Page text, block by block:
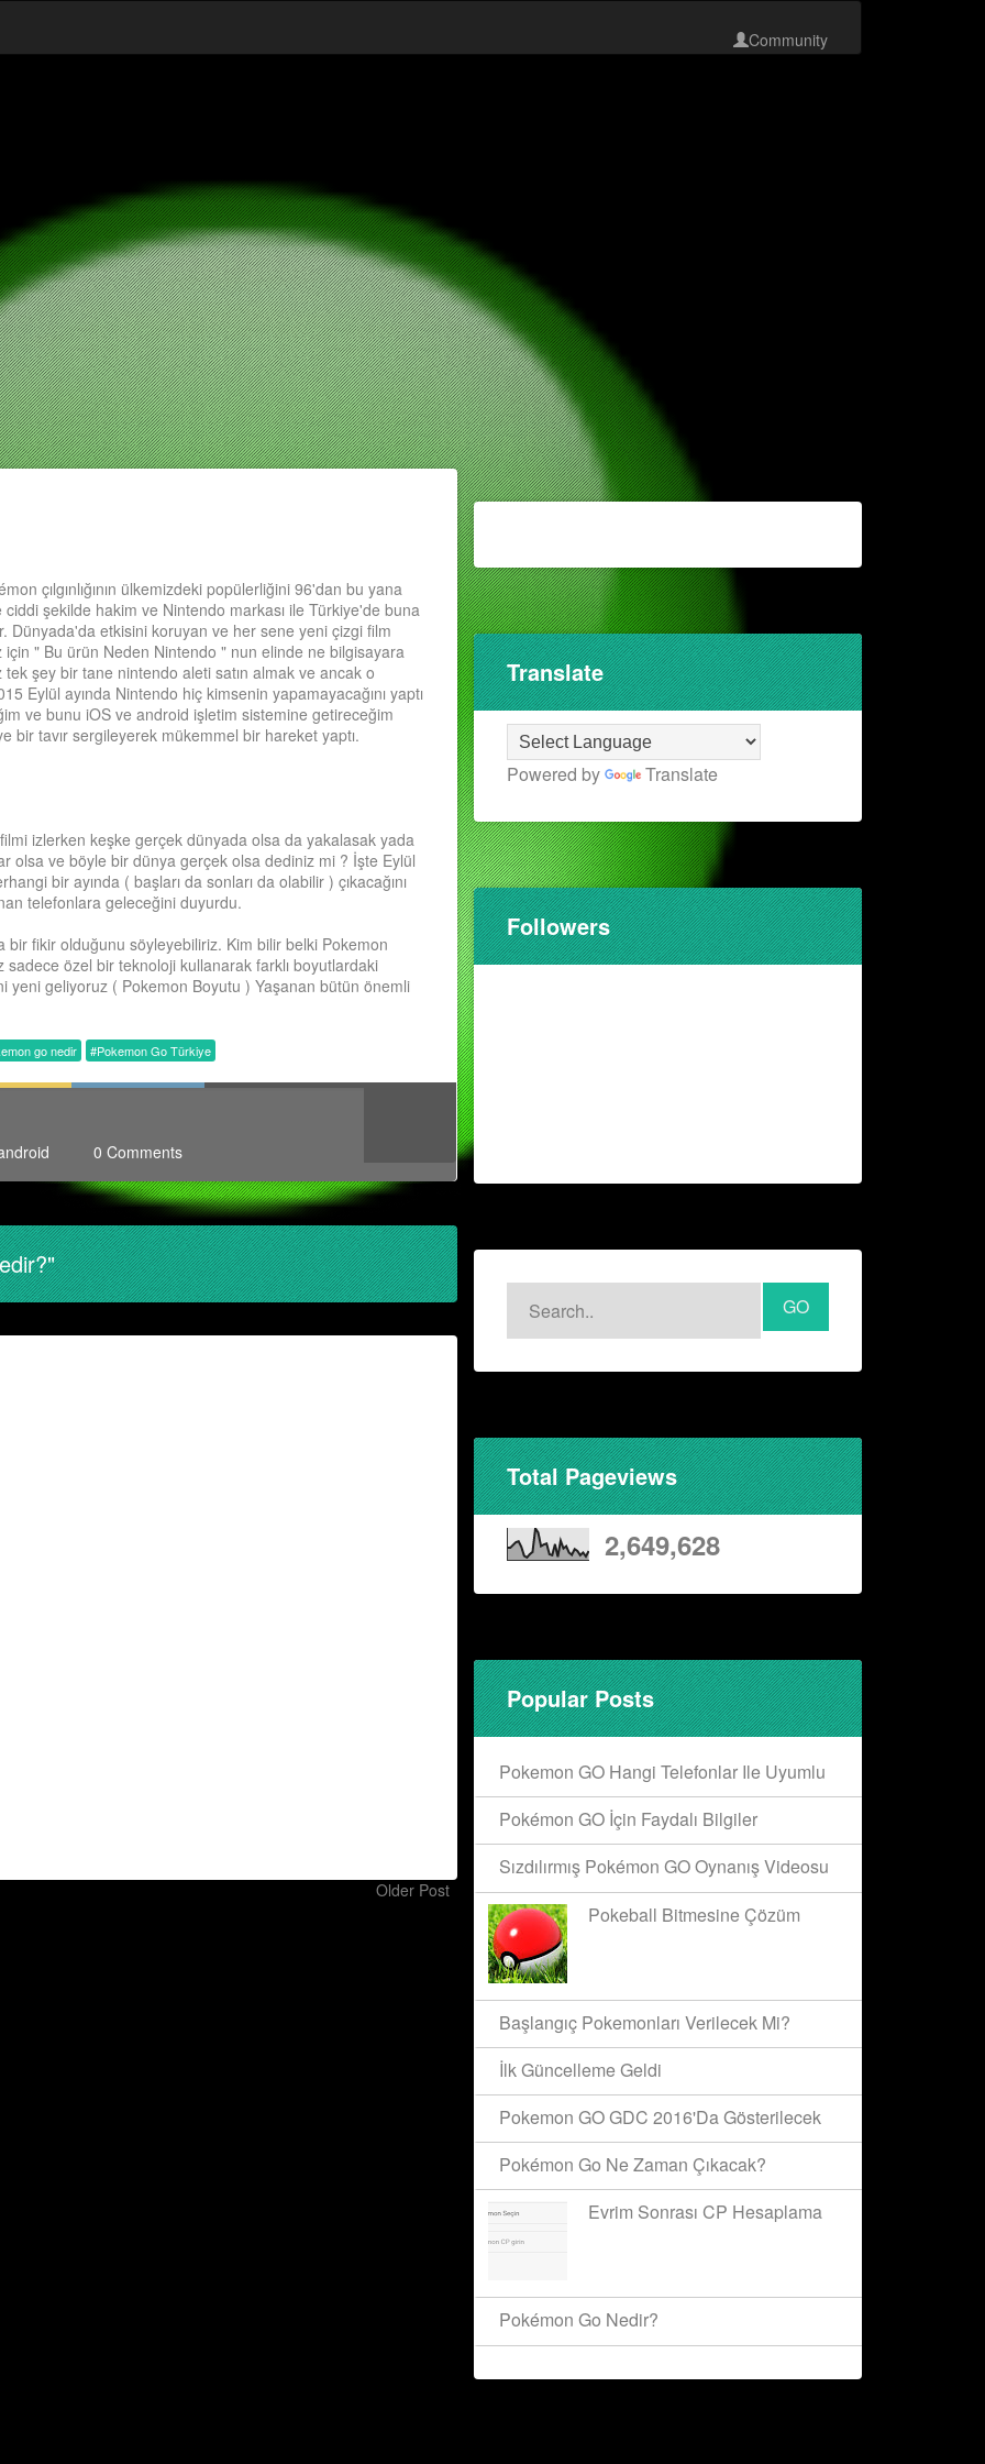
Community
çılgınlığının ülkemizdeki popülerliğini 96'dan bu yana
şekilde hakim ve Nintendo markası ile Türkiye'de buna
Dünyada'da etkisini koruyan ve her sene yeni çizgi film
için " Bu ürün Neden Nintendo " nun elinde ne bilgisayara
şey bir tane nintendo aleti satın almak ve ancak o
Eylül ayında Nintendo hiç kimsenin yapamayacağını yaptı
ve bunu iOS ve android işletim sistemine getireceğim
bir tavır sergileyerek mükemmel bir hareket yaptı.
izlerken keşke gerçek dünyada olsa da yakalasak yada
olsa ve böyle bir dünya gerçek olsa dediniz mi ? İşte Eylül
bir ayında ( başları da sonları da olabilir ) çıkacağını
telefonlara geleceğini duyurdu.
bir fikir olduğunu söyleyebiliriz. Kim bilir belki Pokemon
özel bir teknoloji kullanarak farklı boyutlardaki
yeni geliyoruz ( Pokemon Boyutu ) Yaşanan bütün önemli
go nedir #Pokemon Go Türkiye
0 Comments
Older Post
Translate
Powered by Translate
Followers
Total Pageviews
2,649,628
Popular Posts
Pokemon GO Hangi Telefonlar Ile Uyumlu
Pokémon GO İçin Faydalı Bilgiler
Sızdılırmış Pokémon GO Oynanış Videosu
Pokeball Bitmesine Çözüm
Başlangıç Pokemonları Verilecek Mi?
İlk Güncelleme Geldi
Pokemon GO GDC 2016'da Gösterilecek
Pokémon Go Ne Zaman Çıkacak?
Evrim Sonrası CP Hesaplama
Pokémon Go Nedir?